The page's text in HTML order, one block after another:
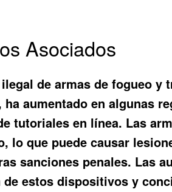
Asociados
de armas de fogueo
aumentado en algunas
en línea. Las
lo que puede causar
sanciones penales. Las
estos dispositivos y